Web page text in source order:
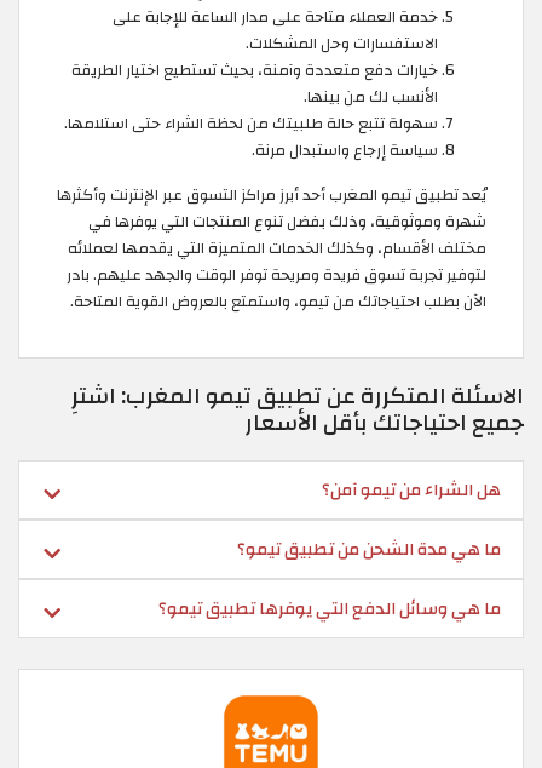
خدمة العملاء متاحة على مدار الساعة للإجابة على
الاستفسارات وحل المشكلات.
خيارات دفع متعددة وآمنة، بحيث تستطيع اختيار الطريقة
الأنسب لك من بينها.
سهولة تتبع حالة طلبيتك من لحظة الشراء حتى استلامها.
سياسة إرجاع واستبدال مرنة.
يُعد تطبيق تيمو المغرب أحد أبرز مراكز التسوق عبر الإنترنت وأكثرها
شهرة وموثوقية، وذلك بفضل تنوع المنتجات التي يوفرها في
مختلف الأقسام، وكذلك الخدمات المتميزة التي يقدمها لعملائه
لتوفير تجربة تسوق فريدة ومريحة توفر الوقت والجهد عليهم. بادر
الآن بطلب احتياجاتك من تيمو، واستمتع بالعروض القوية المتاحة.
الاسئلة المتكررة عن تطبيق تيمو المغرب: اشترِ
جميع احتياجاتك بأقل الأسعار
هل الشراء من تيمو آمن؟
ما هي مدة الشحن من تطبيق تيمو؟
ما هي وسائل الدفع التي يوفرها تطبيق تيمو؟